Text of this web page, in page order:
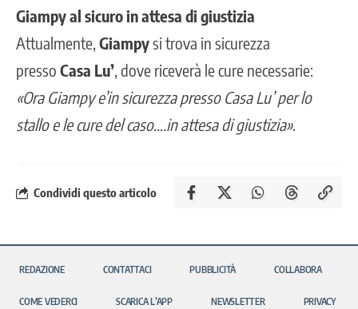
Giampy al sicuro in attesa di giustizia
Attualmente, Giampysi trova in sicurezza
presso Casa Lu’, dove riceverà le cure necessarie:
«Ora Giampy e’in sicurezza presso Casa Lu’ per lo
stallo e le cure del caso….in attesa di giustizia».
Condividi questo articolo
REDAZIONE CONTATTACI PUBBLICITÀ COLLABORA
COME VEDERCI SCARICA L’APP NEWSLETTER PRIVACY